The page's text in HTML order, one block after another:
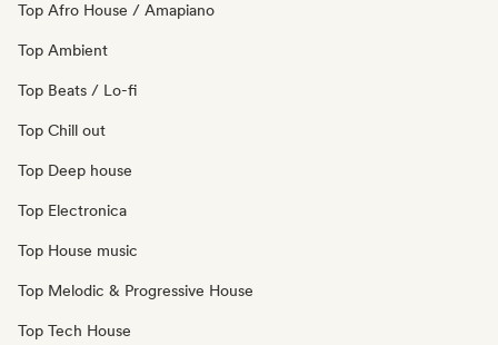
Top Afro House / Amapiano
Top Ambient
Top Beats / Lo-fi
Top Chill out
Top Deep house
Top Electronica
Top House music
Top Melodic & Progressive House
Top Tech House